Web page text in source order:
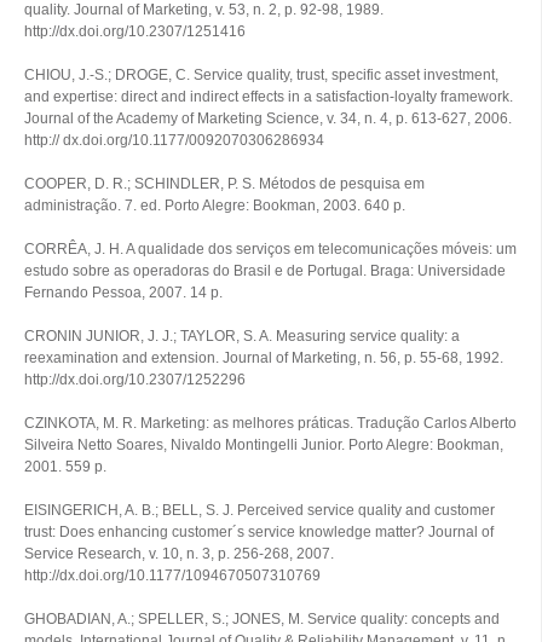
quality. Journal of Marketing, v. 53, n. 2, p. 92‑98, 1989.
http://dx.doi.org/10.2307/1251416
CHIOU, J.-S.; DROGE, C. Service quality, trust, specific asset investment,
and expertise: direct and indirect effects in a satisfaction-loyalty framework.
Journal of the Academy of Marketing Science, v. 34, n. 4, p. 613-627, 2006.
http:// dx.doi.org/10.1177/0092070306286934
COOPER, D. R.; SCHINDLER, P. S. Métodos de pesquisa em
administração. 7. ed. Porto Alegre: Bookman, 2003. 640 p.
CORRÊA, J. H. A qualidade dos serviços em telecomunicações móveis: um
estudo sobre as operadoras do Brasil e de Portugal. Braga: Universidade
Fernando Pessoa, 2007. 14 p.
CRONIN JUNIOR, J. J.; TAYLOR, S. A. Measuring service quality: a
reexamination and extension. Journal of Marketing, n. 56, p. 55-68, 1992.
http://dx.doi.org/10.2307/1252296
CZINKOTA, M. R. Marketing: as melhores práticas. Tradução Carlos Alberto
Silveira Netto Soares, Nivaldo Montingelli Junior. Porto Alegre: Bookman,
2001. 559 p.
EISINGERICH, A. B.; BELL, S. J. Perceived service quality and customer
trust: Does enhancing customer´s service knowledge matter? Journal of
Service Research, v. 10, n. 3, p. 256‑268, 2007.
http://dx.doi.org/10.1177/1094670507310769
GHOBADIAN, A.; SPELLER, S.; JONES, M. Service quality: concepts and